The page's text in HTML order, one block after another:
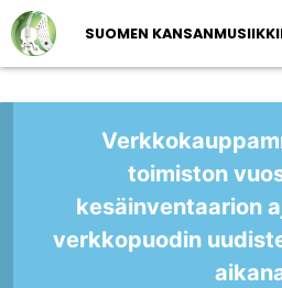
SUOMEN
toimiston
kesäinventaarion
verkkopuodin